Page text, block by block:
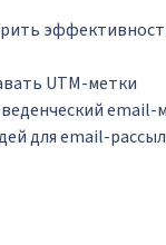
UTM-метки
email-
для email-